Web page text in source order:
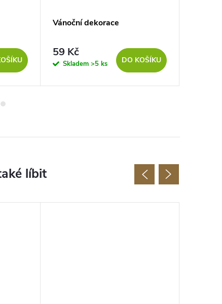
Vánoční dekorace
59 Kč
Skladem >5 ks DO KOŠÍKU